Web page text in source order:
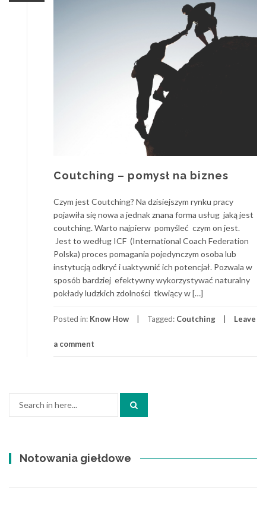
Coutching – pomysł na biznes
Czym jest Coutching? Na dzisiejszym rynku pracy
pojawiła się nowa a jednak znana forma usług jaką jest
coutching. Warto najpierw pomyśleć czym on jest.
Jest to według ICF (International Coach Federation
Polska) proces pomagania pojedynczym osoba lub
instytucją odkryć i uaktywnić ich potencjał. Pozwala w
sposób bardziej efektywny wykorzystywać naturalny
pokłady ludzkich zdolności tkwiący w […]
Posted in: Know How Tagged: Coutching Leave
a comment
Notowania giełdowe